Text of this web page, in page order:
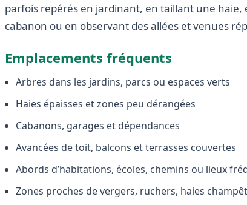
parfois repérés en jardinant, en taillant une
cabanon ou en observant des allées et venues
Emplacements fréquents
Arbres dans les jardins, parcs ou espaces verts
Haies épaisses et zones peu dérangées
Cabanons, garages et dépendances
Avancées de toit, balcons et terrasses couvertes
Abords d’habitations, écoles, chemins ou lieux
Zones proches de vergers, ruchers, haies